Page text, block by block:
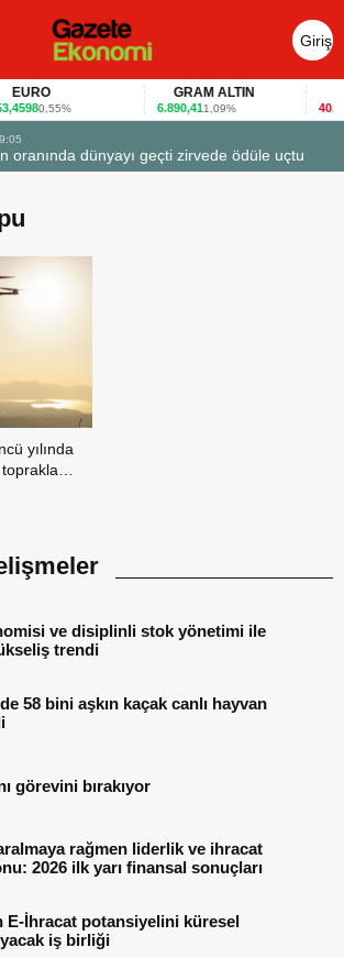
Giriş
Yap
EURO
0,55%
GRAM ALTIN
6.890,411,09% 40,65-
oranında dünyayı geçti zirvede ödüle uçtu
yılında
ve disiplinli stok yönetimi ile
trendi
58 bini aşkın kaçak canlı hayvan
görevini bırakıyor
rağmen liderlik ve ihracat
2026 ilk yarı finansal sonuçları
E-İhracat potansiyelini küresel
iş birliği